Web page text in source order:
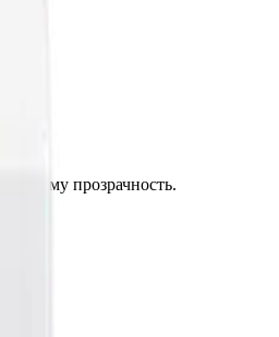
ему прозрачность.